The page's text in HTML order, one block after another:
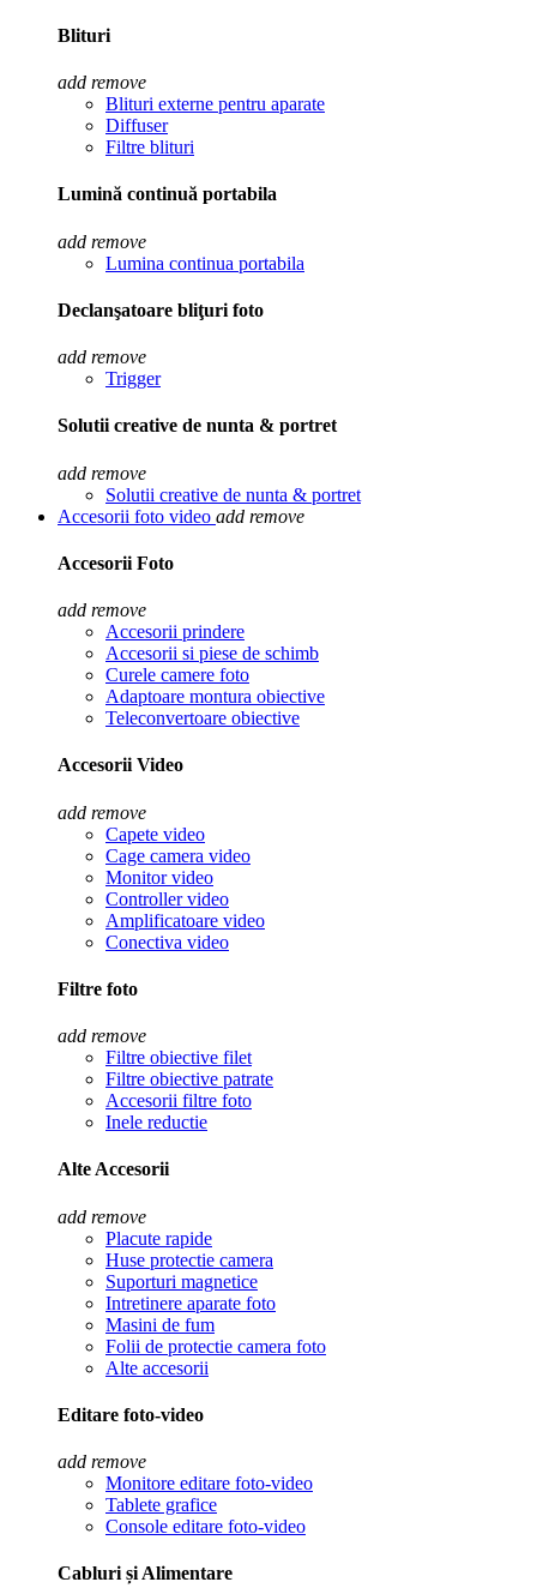
Blituri
add remove
Blituri externe pentru aparate
Diffuser
Filtre blituri
Lumină continuă portabila
add remove
Lumina continua portabila
Declanşatoare bliţuri foto
add remove
Trigger
Solutii creative de nunta & portret
add remove
Solutii creative de nunta & portret
Accesorii foto video add remove
Accesorii Foto
add remove
Accesorii prindere
Accesorii si piese de schimb
Curele camere foto
Adaptoare montura obiective
Teleconvertoare obiective
Accesorii Video
add remove
Capete video
Cage camera video
Monitor video
Controller video
Amplificatoare video
Conectiva video
Filtre foto
add remove
Filtre obiective filet
Filtre obiective patrate
Accesorii filtre foto
Inele reductie
Alte Accesorii
add remove
Placute rapide
Huse protectie camera
Suporturi magnetice
Intretinere aparate foto
Masini de fum
Folii de protectie camera foto
Alte accesorii
Editare foto-video
add remove
Monitore editare foto-video
Tablete grafice
Console editare foto-video
Cabluri și Alimentare